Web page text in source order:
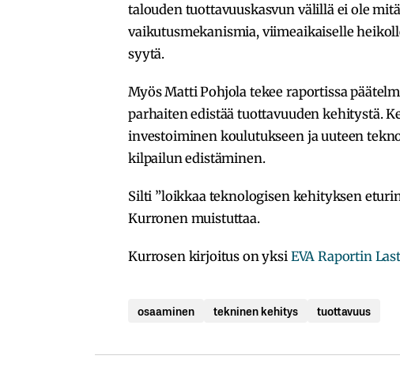
talouden tuottavuuskasvun välillä ei ole
vaikutusmekanismia, viimeaikaiselle
syytä.
Myös Matti Pohjola tekee raportissa
parhaiten edistää tuottavuuden kehitystä.
investoiminen koulutukseen ja uuteen
kilpailun edistäminen.
Silti ”loikkaa teknologisen kehityksen
Kurronen muistuttaa.
Kurrosen kirjoitus on yksi EVA Raportin
osaaminen tekninen kehitys tuottavuus